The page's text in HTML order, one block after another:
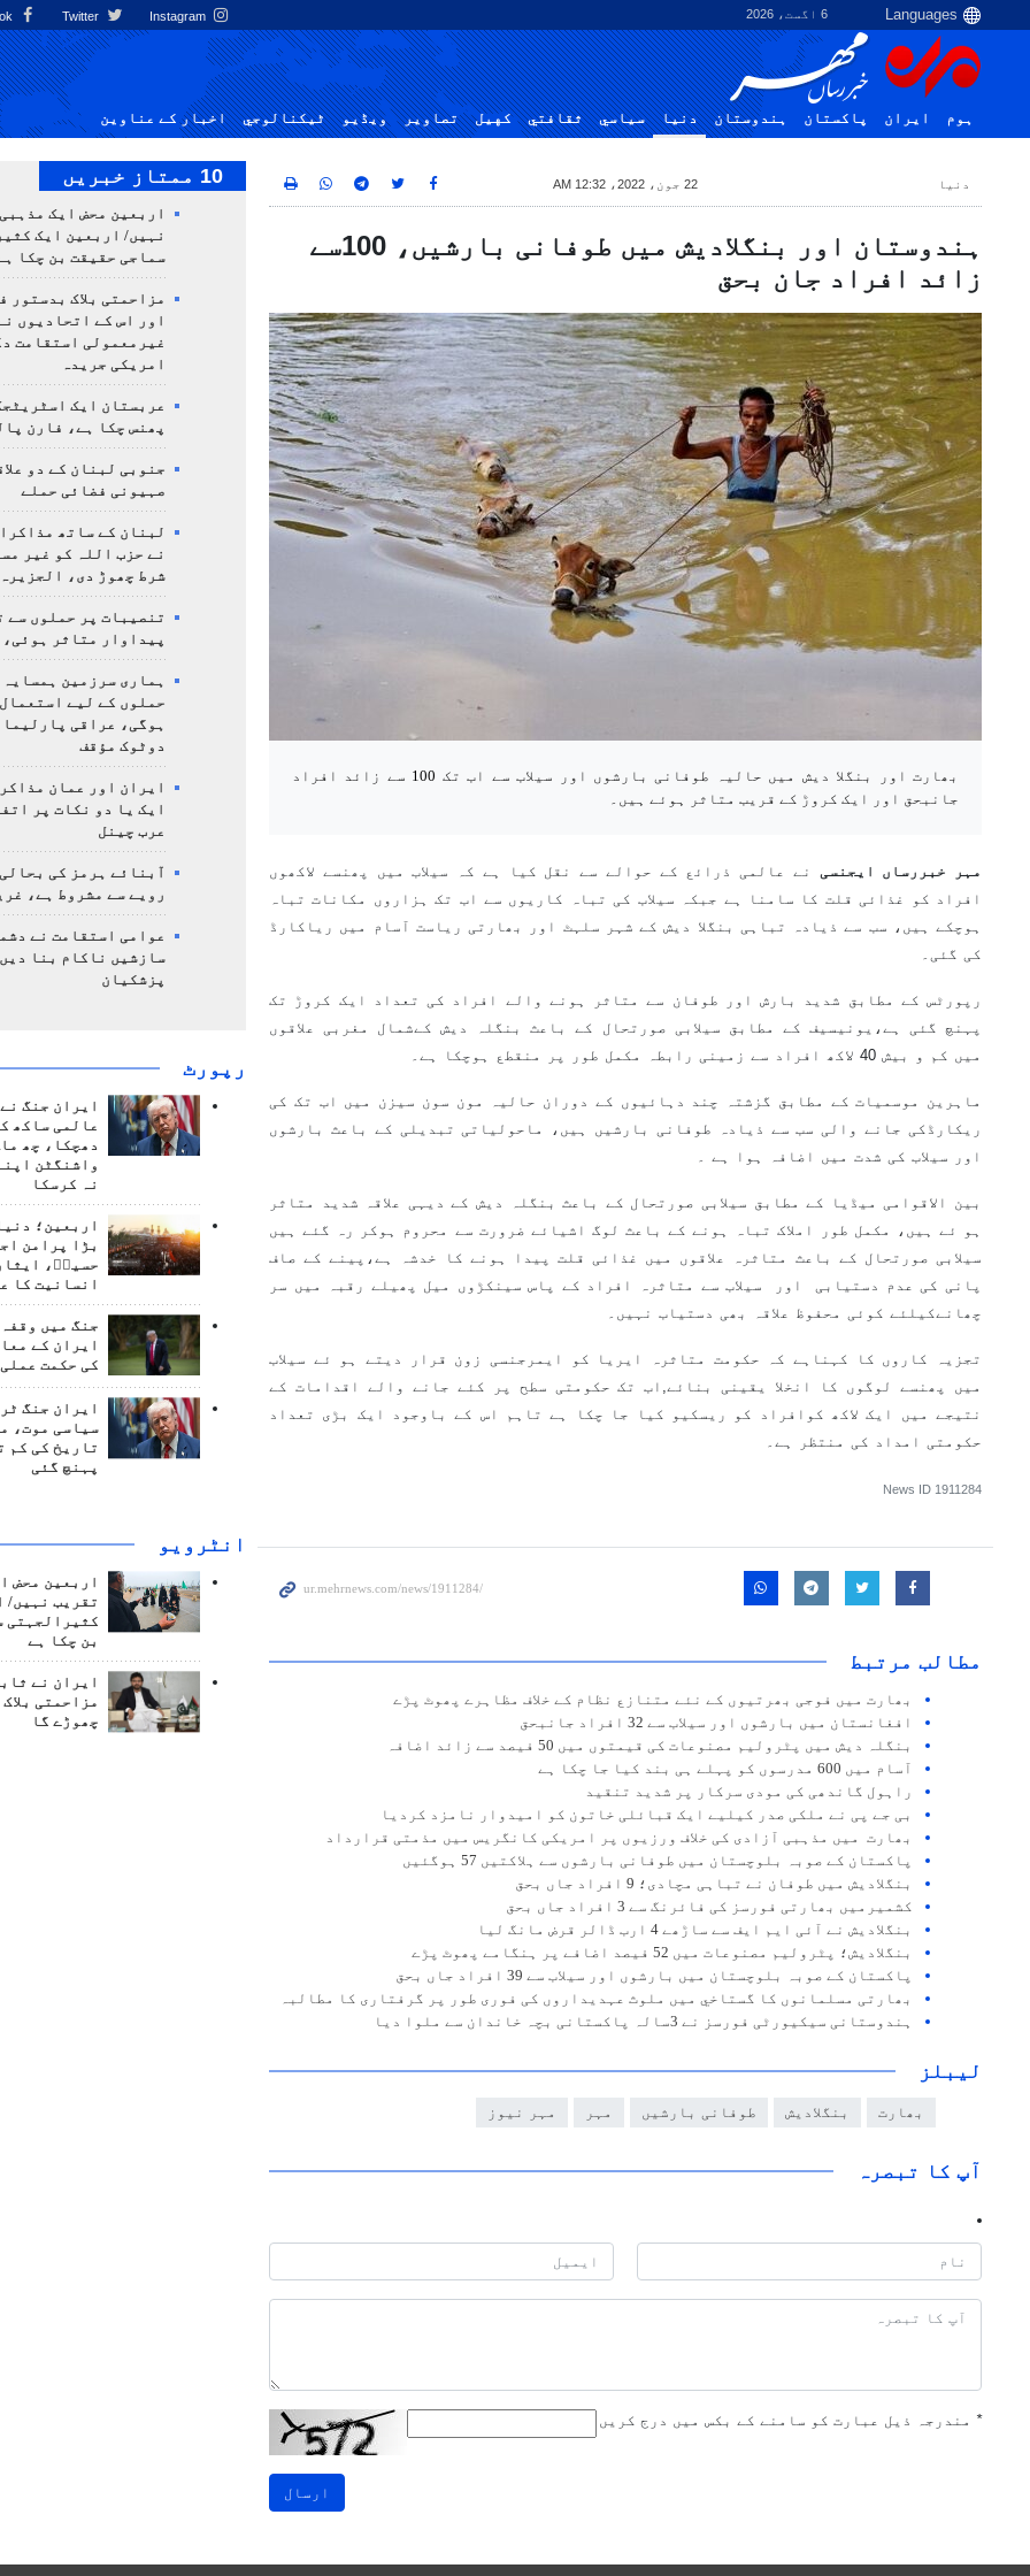
6 اگست، 2026 Instagram
ہوم ایران پاکستان ہندوستان دنیا سياسي ثقافتي کهيل تصاوير ویڈیو ٹيكنالوجي اخبار کے عناوین
دنیا 22 جون، 2022، 12:32 AM
ہندوستان اور بنگلادیش میں طوفانی بارشیں، 100سے
زائد افراد جان بحق
بھارت اور بنگلا دیش میں حالیہ طوفانی بارشوں اور سیلاب سے اب تک 100 سے زائد افراد
جانبحق اور ایک کروڑ کے قریب متاثر ہوئے ہیں۔
مہر خبررساں ایجنسی نے عالمی ذرائع کے حوالے سے نقل کیا ہے کہ سیلاب میں پھنسے لاکھوں
افراد کو غذائی قلت کا سامنا ہے جبکہ سیلاب کی تباہ کاریوں سے اب تک ہزاروں مکانات تباہ
ہوچکے ہیں، سب سے ذیادہ تباہی بنگلا دیش کے شہر سلہٹ اور بھارتی ریاست آسام میں ریاکارڈ
کی گئی۔
رپورٹس کے مطابق شدید بارش اور طوفان سے متاثر ہونے والے افراد کی تعداد ایک کروڑ تک
پہنچ گئی ہے،یونیسیف کے مطابق سیلابی صورتحال کے باعث بنگلہ دیش کےشمال مغربی علاقوں
میں کم و بیش 40 لاکھ افراد سے زمینی رابطہ مکمل طور پر منقطع ہوچکا ہے۔
ماہرین موسمیات کے مطابق گزشتہ چند دہائیوں کے دوران حالیہ مون سون سیزن میں اب تک کی
ریکارڈکی جانے والی سب سے ذیادہ طوفانی بارشیں ہیں، ماحولیاتی تبدیلی کے باعث بارشوں
اور سیلاب کی شدت میں اضافہ ہوا ہے ۔
بین الاقوامی میڈیا کے مطابق سیلابی صورتحال کے باعث بنگلہ دیش کے دیہی علاقہ شدید متاثر
ہو ئے ہیں، مکمل طور املاک تباہ ہونے کے باعث لوگ اشیائے ضرورت سے محروم ہوکر رہ گئے ہیں
سیلابی صورتحال کے باعث متاثرہ علاقوں میں غذائی قلت پیدا ہونے کا خدشہ ہے،پینے کے صاف
پانی کی عدم دستیابی اور سیلاب سے متاثرہ افراد کے پاس سینکڑوں میل پھیلے رقبہ میں سر
چھانےکیلئے کوئی محفوظ علاقہ بھی دستیاب نہیں۔
تجزیہ کاروں کا کہناہے کہ حکومت متاثرہ ایریا کو ایمرجنسی زون قرار دیتے ہو ئے سیلاب
میں پھنسے لوگوں کا انخلا یقینی بنائے,اب تک حکومتی سطح پر کئے جانے والے اقدامات کے
نتیجے میں ایک لاکھ کوافراد کو ریسکیو کیا جا چکا ہے تاہم اس کے باوجود ایک بڑی تعداد
حکومتی امداد کی منتظر ہے۔
News ID 1911284
مطالب مرتبط
بھارت میں فوجی بھرتیوں کے نئے متنازع نظام کے خلاف مظاہرے پھوٹ پڑے
افغانستان میں بارشوں اور سیلاب سے 32 افراد جانبحق
بنگلہ دیش میں پٹرولیم مصنوعات کی قیمتوں میں 50 فیصد سے زائد اضافہ
آسام میں 600 مدرسوں کو پہلے ہی بند کیا جا چکا ہے
راہول گاندھی کی مودی سرکار پر شدید تنقید
بی جے پی نے ملکی صدر کیلیے ایک قبائلی خاتون کو امیدوار نامزد کردیا
بھارت میں مذہبی آزادی کی خلاف ورزیوں پر امریکی کانگریس میں مذمتی قرارداد
پاکستان کے صوبہ بلوچستان میں طوفانی بارشوں سے ہلاکتیں 57 ہوگئیں
بنگلادیش میں طوفان نے تباہی مچادی؛ 9 افراد جاں بحق
کشمیرمیں بھارتی فورسز کی فائرنگ سے 3 افراد جاں بحق
بنگلادیش نے آئی ایم ایف سے ساڑھے 4 ارب ڈالر قرض مانگ لیا
بنگلادیش؛ پٹرولیم مصنوعات میں 52 فیصد اضافے پر ہنگامے پھوٹ پڑے
پاکستان کے صوبہ بلوچستان میں بارشوں اور سیلاب سے 39 افراد جاں بحق
بھارتی مسلمانوں کا گستاخي میں ملوث عہدیداروں کی فوری طور پر گرفتاری کا مطالبہ
ہندوستانی سیکیورٹی فورسز نے 3سالہ پاکستانی بچہ خاندان سے ملوا دیا
لیبلز
بھارت بنگلادیش طوفانی بارشیں مہر مہر نیوز
آپ کا تبصرہ
* مندرجہ ذیل عبارت کو سامنے کے بکس میں درج کریں
ارسال
10 ممتاز خبریں
اربعین محض ایک
نہیں/ اربعین ایک
سماجی حقیقت بن چکا
مزاحمتی بلاک بدستور
اور اس کے اتحادیوں
غیرمعمولی استقامت
امریکی جریدہ
عربستان ایک
پھنس چکا ہے، فارن
جنوبی لبنان کے دو
صہیونی فضائی حملے
لبنان کے ساتھ
نے حزب اللہ کو غیر
شرط چھوڑ دی، الجزیرہ
تنصیبات پر حملوں سے
پیداوار متاثر ہوئی،
ہماری سرزمین ہمسایہ
حملوں کے لیے
ہوگی، عراقی
دوٹوک مؤقف
ایران اور عمان
ایک یا دو نکات پر
عرب چینل
آبنائے ہرمز کی
رویے سے مشروط ہے،
عوامی استقامت نے
سازشیں ناکام بنا
پزشکیان
رپورٹ
ایران جنگ
عالمی ساکھ
دھچکا، چھ
واشنگٹن
نہ کرسکا
اربعین؛
بڑا پرامن
حسینؑ،
انسانیت کا
جنگ میں
ایران کے
کی حکمت
ایران جنگ
سیاسی موت،
تاریخ کی کم
پہنچ گئی
انٹرويو
اربعین محض
تقریب نہیں/
کثیرالجہتی
بن چکا ہے
ایران نے
مزاحمتی
چھوڑے گا